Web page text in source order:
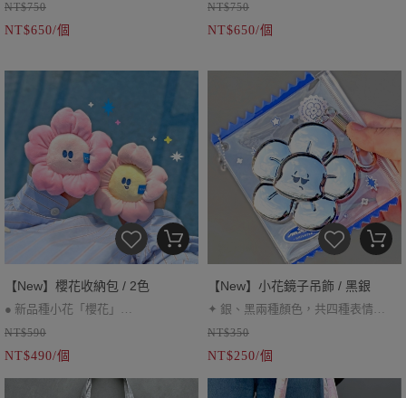
擁有～
● 彈力絨布材質，觸感柔軟舒服
NT$750
NT$650/個
擁有～
● 彈力絨布材質，觸感柔軟舒服
＃兩件優惠中下單請備注顏色
NT$750
NT$650/個
【New】櫻花收納包 / 2色
● 新品種小花「櫻花」
● 黃粉笑臉、粉紅臭臉，共兩款
● 2.0版本雙重掛環更牢固
● 耳機包、小零錢包
NT$590
NT$490/個
【New】小花鏡子吊飾 / 黑銀
✦ 銀、黑兩種顏色，共四種表情
✦ 小花尺寸 / 約 9 cm、壓克力圓片直
徑 / 約 5 cm
✦ 糖果保護套為獨立販售，另有加購
NT$350
NT$250/個